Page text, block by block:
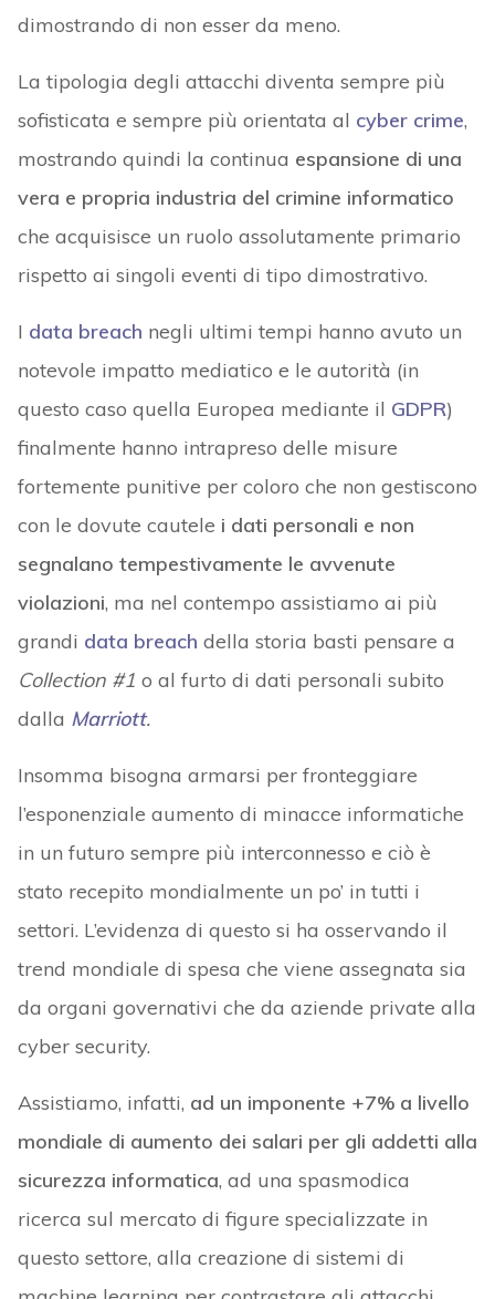
dimostrando di non esser da meno.
La tipologia degli attacchi diventa sempre più
sofisticata e sempre più orientata al cyber crime,
mostrando quindi la continua espansione di una
vera e propria industria del crimine informatico
che acquisisce un ruolo assolutamente primario
rispetto ai singoli eventi di tipo dimostrativo.
I data breach negli ultimi tempi hanno avuto un
notevole impatto mediatico e le autorità (in
questo caso quella Europea mediante il GDPR)
finalmente hanno intrapreso delle misure
fortemente punitive per coloro che non gestiscono
con le dovute cautele i dati personali e non
segnalano tempestivamente le avvenute
violazioni, ma nel contempo assistiamo ai più
grandi data breach della storia basti pensare a
Collection #1 o al furto di dati personali subito
dalla Marriott.
Insomma bisogna armarsi per fronteggiare
l’esponenziale aumento di minacce informatiche
in un futuro sempre più interconnesso e ciò è
stato recepito mondialmente un po’ in tutti i
settori. L’evidenza di questo si ha osservando il
trend mondiale di spesa che viene assegnata sia
da organi governativi che da aziende private alla
cyber security.
Assistiamo, infatti, ad un imponente +7% a livello
mondiale di aumento dei salari per gli addetti alla
sicurezza informatica, ad una spasmodica
ricerca sul mercato di figure specializzate in
questo settore, alla creazione di sistemi di